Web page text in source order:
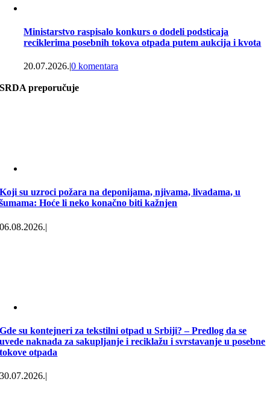
Ministarstvo raspisalo konkurs o dodeli podsticaja
reciklerima posebnih tokova otpada putem aukcija i kvota
20.07.2026.|0 komentara
SRDA preporučuje
Koji su uzroci požara na deponijama, njivama, livadama, u
šumama: Hoće li neko konačno biti kažnjen
06.08.2026.|
Gde su kontejneri za tekstilni otpad u Srbiji? – Predlog da se
uvede naknada za sakupljanje i reciklažu i svrstavanje u posebne
tokove otpada
30.07.2026.|